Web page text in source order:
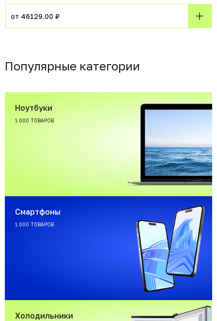
от 46129.00 ₽
Популярные категории
Ноутбуки
1 000 ТОВАРОВ
Смартфоны
1 000 ТОВАРОВ
Холодильники